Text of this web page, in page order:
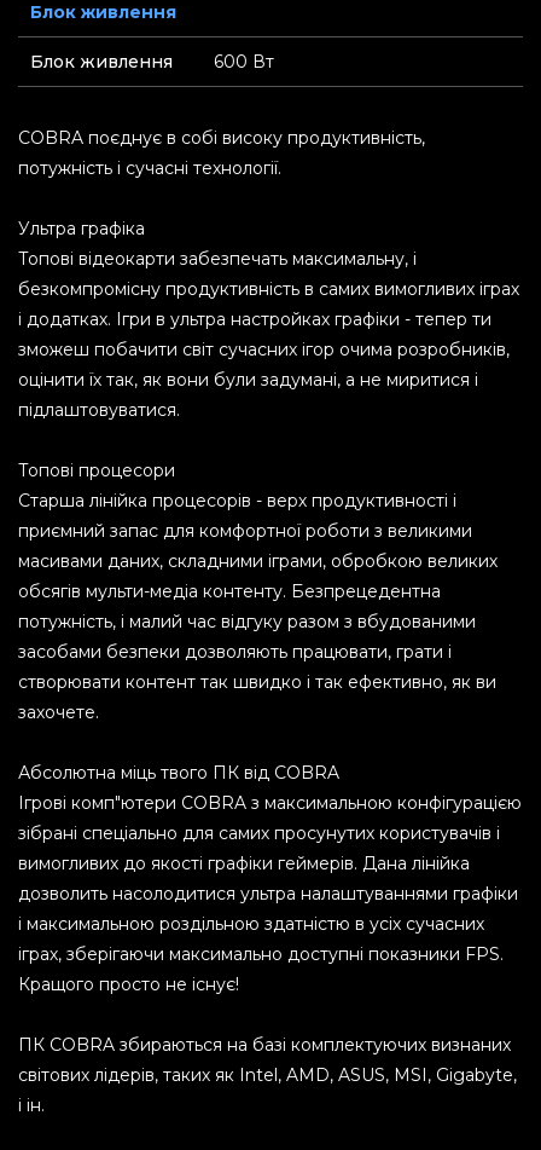
Блок живлення
Блок живлення 600 Вт
COBRA поєднує в собі високу продуктивність,
потужність і сучасні технології.
Ультра графіка
Топові відеокарти забезпечать максимальну, і
безкомпромісну продуктивність в самих вимогливих іграх
і додатках. Ігри в ультра настройках графіки - тепер ти
зможеш побачити світ сучасних ігор очима розробників,
оцінити їх так, як вони були задумані, а не миритися і
підлаштовуватися.
Топові процесори
Старша лінійка процесорів - верх продуктивності і
приємний запас для комфортної роботи з великими
масивами даних, складними іграми, обробкою великих
обсягів мульти-медіа контенту. Безпрецедентна
потужність, і малий час відгуку разом з вбудованими
засобами безпеки дозволяють працювати, грати і
створювати контент так швидко і так ефективно, як ви
захочете.
Абсолютна міць твого ПК від COBRA
Ігрові комп"ютери COBRA з максимальною конфігурацією
зібрані спеціально для самих просунутих користувачів і
вимогливих до якості графіки геймерів. Дана лінійка
дозволить насолодитися ультра налаштуваннями графіки
і максимальною роздільною здатністю в усіх сучасних
іграх, зберігаючи максимально доступні показники FPS.
Кращого просто не існує!
ПК COBRA збираються на базі комплектуючих визнаних
світових лідерів, таких як Intel, AMD, ASUS, MSI, Gigabyte,
і ін.